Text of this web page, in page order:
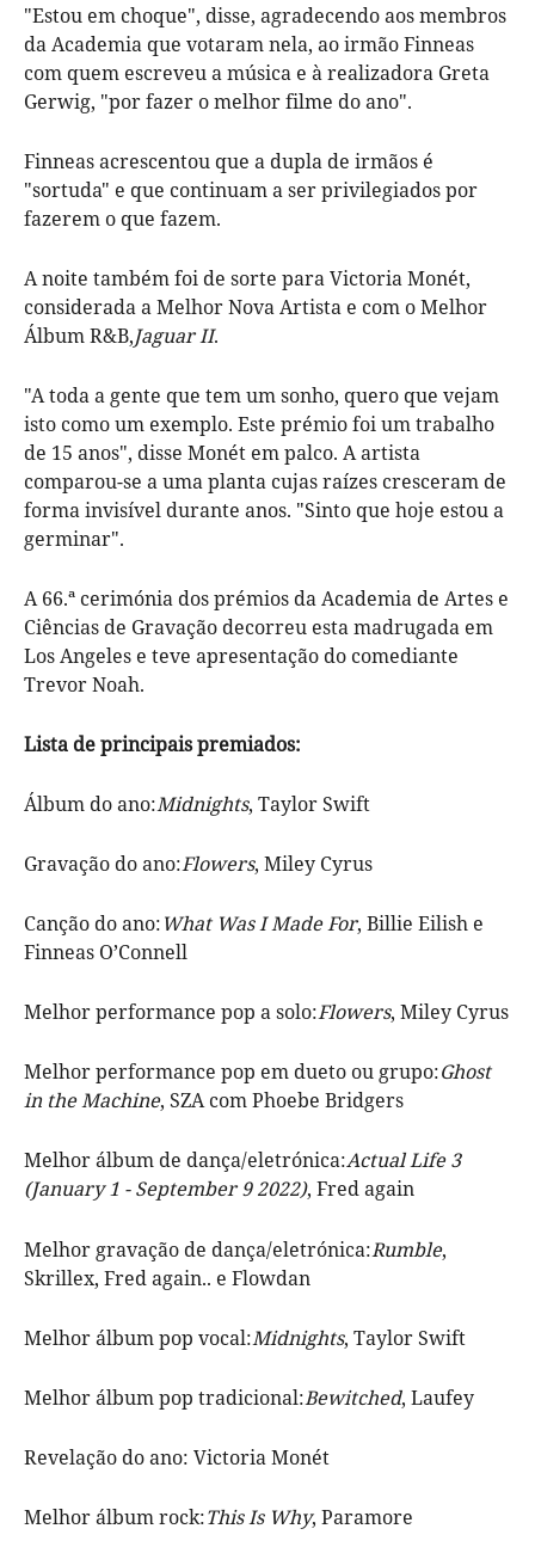
"Estou em choque", disse, agradecendo aos membros
da Academia que votaram nela, ao irmão Finneas
com quem escreveu a música e à realizadora Greta
Gerwig, "por fazer o melhor filme do ano".
Finneas acrescentou que a dupla de irmãos é
"sortuda" e que continuam a ser privilegiados por
fazerem o que fazem.
A noite também foi de sorte para Victoria Monét,
considerada a Melhor Nova Artista e com o Melhor
Álbum R&B,Jaguar II.
"A toda a gente que tem um sonho, quero que vejam
isto como um exemplo. Este prémio foi um trabalho
de 15 anos", disse Monét em palco. A artista
comparou-se a uma planta cujas raízes cresceram de
forma invisível durante anos. "Sinto que hoje estou a
germinar".
A 66.ª cerimónia dos prémios da Academia de Artes e
Ciências de Gravação decorreu esta madrugada em
Los Angeles e teve apresentação do comediante
Trevor Noah.
Lista de principais premiados:
Álbum do ano:Midnights, Taylor Swift
Gravação do ano:Flowers, Miley Cyrus
Canção do ano:What Was I Made For, Billie Eilish e
Finneas O’Connell
Melhor performance pop a solo:Flowers, Miley Cyrus
Melhor performance pop em dueto ou grupo:Ghost
in the Machine, SZA com Phoebe Bridgers
Melhor álbum de dança/eletrónica:Actual Life 3
(January 1 - September 9 2022), Fred again
Melhor gravação de dança/eletrónica:Rumble,
Skrillex, Fred again.. e Flowdan
Melhor álbum pop vocal:Midnights, Taylor Swift
Melhor álbum pop tradicional:Bewitched, Laufey
Revelação do ano: Victoria Monét
Melhor álbum rock:This Is Why, Paramore